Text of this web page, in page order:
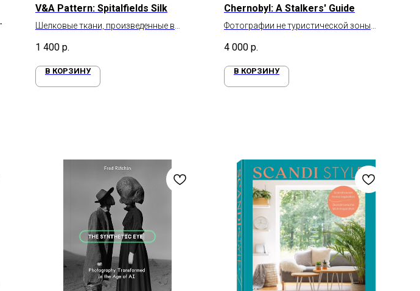
V&A Pattern: Spitalfields Silk
Шелковые ткани, произведенные в
1 400 р.
В КОРЗИНУ
Chernobyl: A Stalkers' Guide
Фотографии не туристической зоны
4 000 р.
В КОРЗИНУ